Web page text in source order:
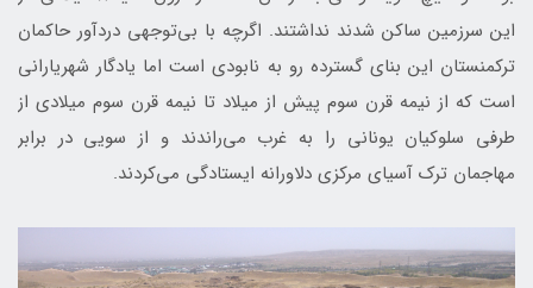
این سرزمین ساکن شدند نداشتند. اگرچه با بی‌توجهی دردآور حاکمان
ترکمنستان این بنای گسترده رو به نابودی است اما یادگار شهریارانی
است که از نیمه قرن سوم پیش از میلاد تا نیمه قرن سوم میلادی از
طرفی سلوکیان یونانی را به غرب می‌راندند و از سویی در برابر
مهاجمان ترک آسیای مرکزی دلاورانه ایستادگی می‌کردند.